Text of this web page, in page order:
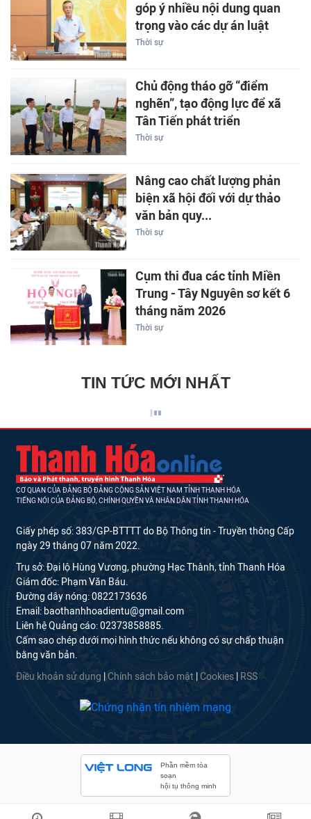
góp ý nhiều nội dung quan
trọng vào các dự án luật
Thời sự
Chủ động tháo gỡ “điểm
nghẽn”, tạo động lực để xã
Tân Tiến phát triển
Thời sự
Nâng cao chất lượng phản
biện xã hội đối với dự thảo
văn bản quy...
Thời sự
Cụm thi đua các tỉnh Miền
Trung - Tây Nguyên sơ kết 6
tháng năm 2026
Thời sự
TIN TỨC MỚI NHẤT
CƠ QUAN CỦA ĐẢNG BỘ ĐẢNG CỘNG SẢN VIỆT NAM TỈNH THANH HÓA
TIẾNG NÓI CỦA ĐẢNG BỘ, CHÍNH QUYỀN VÀ NHÂN DÂN TỈNH THANH HÓA
Giấy phép số: 383/GP-BTTTT do Bộ Thông tin - Truyền thông Cấp
ngày 29 tháng 07 năm 2022.
Trụ sở: Đại lộ Hùng Vương, phường Hạc Thành, tỉnh Thanh Hóa
Giám đốc: Phạm Văn Báu.
Đường dây nóng: 0822173636
Email: baothanhhoadientu@gmail.com
Liên hệ Quảng cáo: 02373858885.
Cấm sao chép dưới mọi hình thức nếu không có sự chấp thuận
bằng văn bản.
Điều khoản sử dụng Chính sách bảo mật Cookies RSS
Phần mềm tòa
soạn
hội tụ thông minh